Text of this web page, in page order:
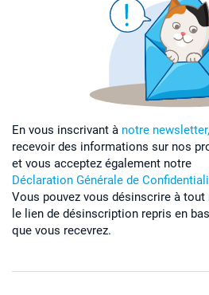
En vous inscrivant à notre newsletter,
recevoir des informations sur nos
et vous acceptez également notre
Déclaration Générale de
Vous pouvez vous désinscrire à
le lien de désinscription repris en
que vous recevrez.